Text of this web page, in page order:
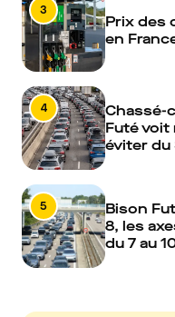
3
Prix des
en
4
Chassé-
Futé voit
éviter du
5
Bison
8, les
du 7 au